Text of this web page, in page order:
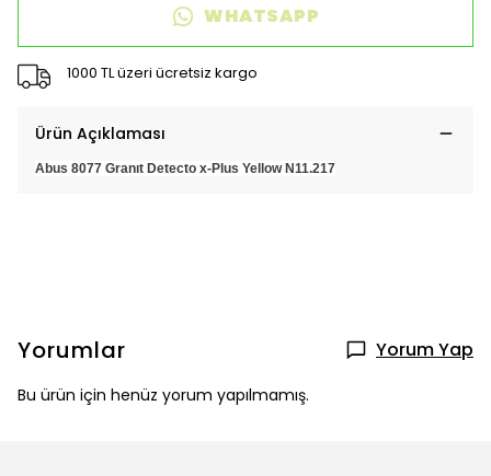
WHATSAPP
1000 TL üzeri ücretsiz kargo
Ürün Açıklaması
Abus 8077 Granıt Detecto x-Plus Yellow N11.217
Yorumlar Yorum Yap
Bu ürün için henüz yorum yapılmamış.